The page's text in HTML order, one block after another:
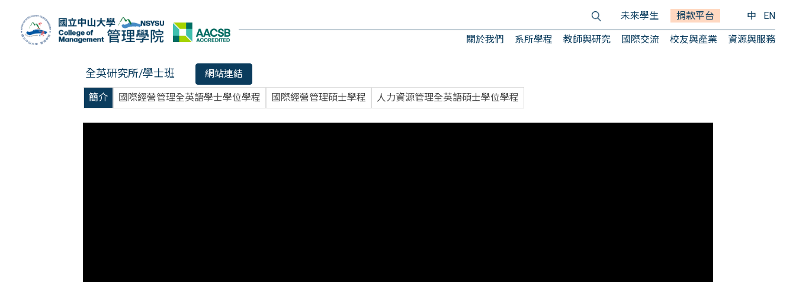
關於我們 系所學程 教師與研究 國際交流 校友與產業 資源與服務
未來學生 捐款平台 中 EN
全英研究所/學士班
簡介 國際經營管理全英語學士學位學程 國際經營管理碩士學程 人力資源管理全英語碩士學位學程
網站連結